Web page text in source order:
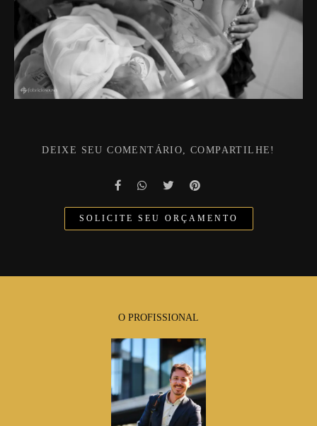
DEIXE SEU COMENTÁRIO, COMPARTILHE!
SOLICITE SEU ORÇAMENTO
O PROFISSIONAL